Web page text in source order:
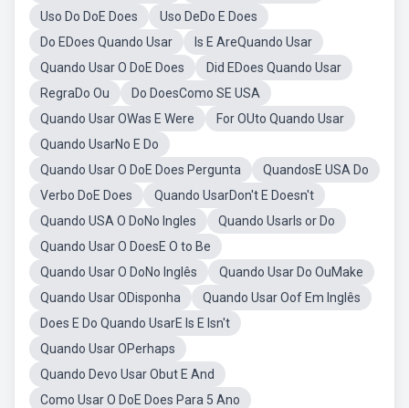
Uso Do DoE Does
Uso DeDo E Does
Do EDoes Quando Usar
Is E AreQuando Usar
Quando Usar O DoE Does
Did EDoes Quando Usar
RegraDo Ou
Do DoesComo SE USA
Quando Usar OWas E Were
For OUto Quando Usar
Quando UsarNo E Do
Quando Usar O DoE Does Pergunta
QuandosE USA Do
Verbo DoE Does
Quando UsarDon't E Doesn't
Quando USA O DoNo Ingles
Quando UsarIs or Do
Quando Usar O DoesE O to Be
Quando Usar O DoNo Inglês
Quando Usar Do OuMake
Quando Usar ODisponha
Quando Usar Oof Em Inglês
Does E Do Quando UsarE Is E Isn't
Quando Usar OPerhaps
Quando Devo Usar Obut E And
Como Usar O DoE Does Para 5 Ano